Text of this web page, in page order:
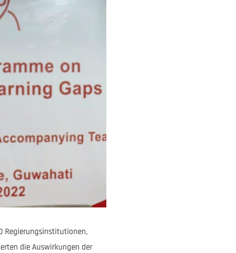
Regierungsinstitutionen,
die Auswirkungen der